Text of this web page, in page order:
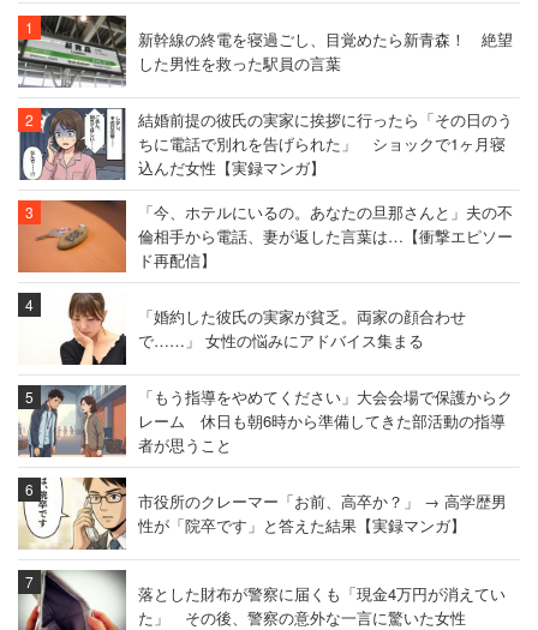
新幹線の終電を寝過ごし、目覚めたら新青森！ 絶望
した男性を救った駅員の言葉
結婚前提の彼氏の実家に挨拶に行ったら「その日のう
ちに電話で別れを告げられた」 ショックで1ヶ月寝
込んだ女性【実録マンガ】
「今、ホテルにいるの。あなたの旦那さんと」夫の不
倫相手から電話、妻が返した言葉は…【衝撃エピソー
ド再配信】
「婚約した彼氏の実家が貧乏。両家の顔合わせ
で……」 女性の悩みにアドバイス集まる
「もう指導をやめてください」大会会場で保護からク
レーム 休日も朝6時から準備してきた部活動の指導
者が思うこと
市役所のクレーマー「お前、高卒か？」 → 高学歴男
性が「院卒です」と答えた結果【実録マンガ】
落とした財布が警察に届くも「現金4万円が消えてい
た」 その後、警察の意外な一言に驚いた女性